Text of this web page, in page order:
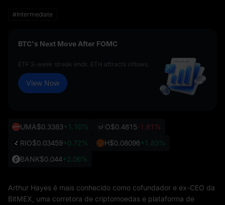
#Intermediate
BTC's Next Move After FOMC
ETF 3-week streak ends. ETH attracts inflows.
View Now
UMA$0.3383+1.10% O$0.4815-1.81%
RIO$0.03459+0.72% H$0.08096+1.83%
BANK$0.044+2.06%
Arthur Hayes é mais conhecido como cofundador e ex-CEO da
BitMEX, uma corretora de criptomoedas e plataforma de